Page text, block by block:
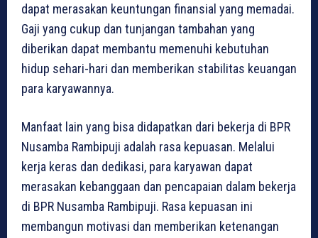
dapat merasakan keuntungan finansial yang memadai.
Gaji yang cukup dan tunjangan tambahan yang
diberikan dapat membantu memenuhi kebutuhan
hidup sehari-hari dan memberikan stabilitas keuangan
para karyawannya.
Manfaat lain yang bisa didapatkan dari bekerja di BPR
Nusamba Rambipuji adalah rasa kepuasan. Melalui
kerja keras dan dedikasi, para karyawan dapat
merasakan kebanggaan dan pencapaian dalam bekerja
di BPR Nusamba Rambipuji. Rasa kepuasan ini
membangun motivasi dan memberikan ketenangan